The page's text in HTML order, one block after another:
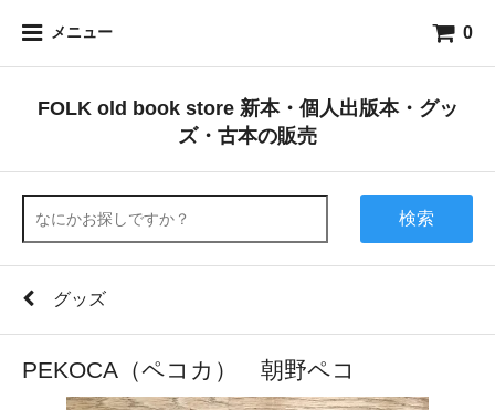
メニュー 0
FOLK old book store 新本・個人出版本・グッ
ズ・古本の販売
検索
グッズ
PEKOCA（ペコカ） 朝野ペコ